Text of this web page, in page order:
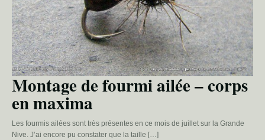
Montage de fourmi ailée – corps
en maxima
Les fourmis ailées sont très présentes en ce mois de juillet sur la Grande
Nive. J’ai encore pu constater que la taille […]